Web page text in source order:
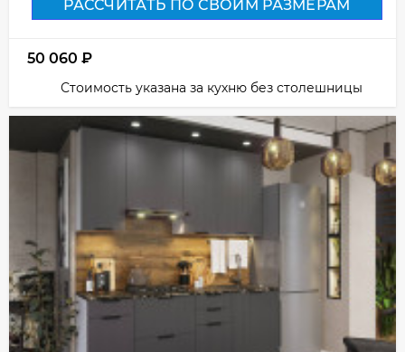
РАССЧИТАТЬ ПО СВОИМ РАЗМЕРАМ
50 060 ₽
Стоимость указана за кухню без столешницы